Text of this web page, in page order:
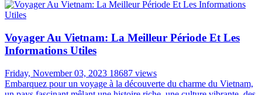
Voyager Au Vietnam: La Meilleur Période Et Les
Informations Utiles
Friday, November 03, 2023 18687 views
Embarquez pour un voyage à la découverte du charme du Vietnam,